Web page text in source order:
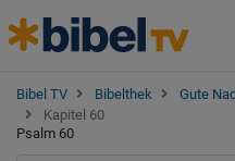
Bibel TV Bibelthek Gute
Kapitel 60
Psalm 60